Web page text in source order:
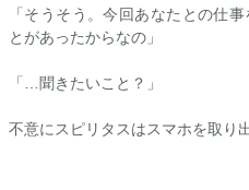
「そうそう。今回あなたとの仕
とがあったからなの」
「…聞きたいこと？」
不意にスピリタスはスマホを取り